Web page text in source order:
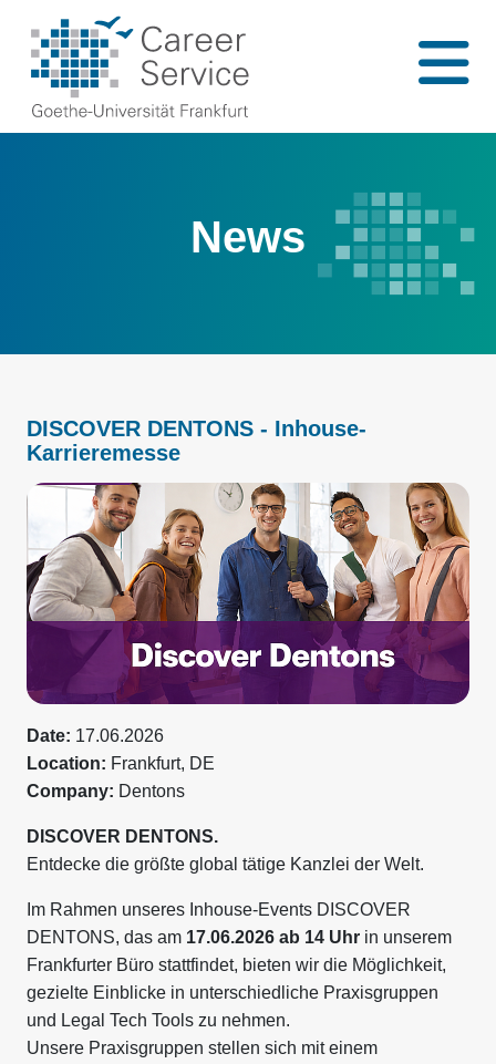
News
DISCOVER DENTONS - Inhouse-
Karrieremesse
Date: 17.06.2026
Location: Frankfurt, DE
Company: Dentons
DISCOVER DENTONS.
Entdecke die größte global tätige Kanzlei der Welt.
Im Rahmen unseres Inhouse-Events DISCOVER
DENTONS, das am 17.06.2026 ab 14 Uhr in unserem
Frankfurter Büro stattfindet, bieten wir die Möglichkeit,
gezielte Einblicke in unterschiedliche Praxisgruppen
und Legal Tech Tools zu nehmen.
Unsere Praxisgruppen stellen sich mit einem